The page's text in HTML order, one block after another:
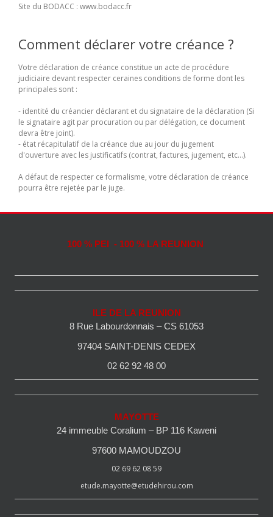
Site du BODACC : www.bodacc.fr
Comment déclarer votre créance ?
Votre déclaration de créance constitue un acte de procédure
judiciaire devant respecter ceraines conditions de forme dont les
principales sont :
- identité du créancier déclarant et du signataire de la déclaration (Si
le signataire agit par procuration ou par délégation, ce document
devra être joint).
- état récapitulatif de la créance due au jour du jugement
d'ouverture avec les justificatifs (contrat, factures, jugement, etc...).
A défaut de respecter ce formalisme, votre déclaration de créance
pourra être rejetée par le juge.
100 % PEI - 100 % LA REUNION
ILE DE LA REUNION
8 Rue Labourdonnais – CS 61053
97404 SAINT-DENIS CEDEX
02 62 92 48 00
MAYOTTE
24 immeuble Coralium – BP 116 Kaweni
97600 MAMOUDZOU
02 69 62 08 59
etude.mayotte@etudehirou.com